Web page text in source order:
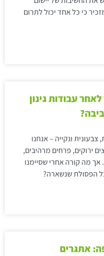
כי כל אחד יכול לתרום
עבודות גינון
ונקייה – אנחנו
ירוקים, פרחים מרהיבים,
אך מה קורה אחרי שסיימנו
הפסולת שנשארה?
אתגרים